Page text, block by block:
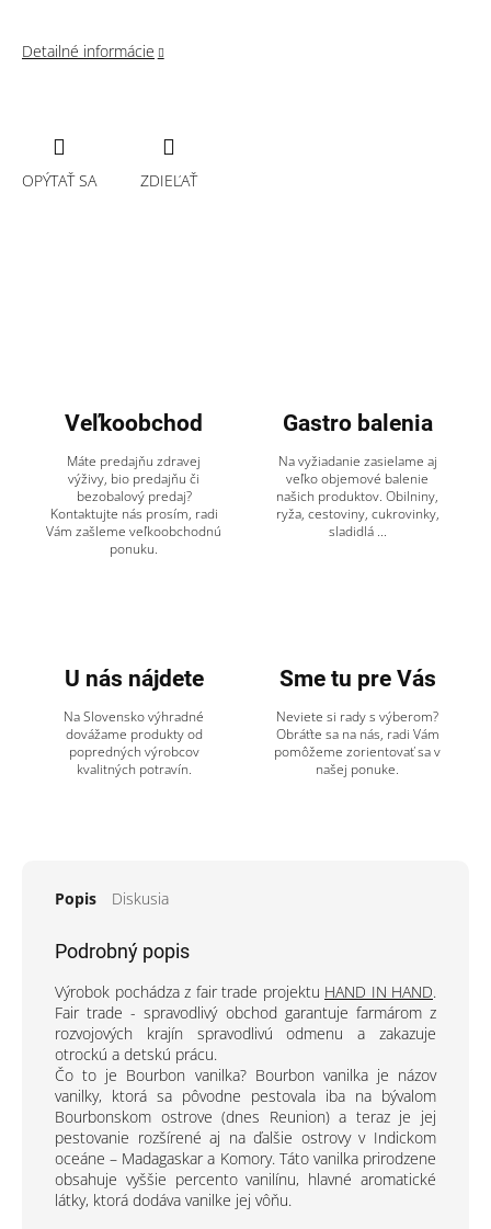
Detailné informácie
OPÝTAŤ SA ZDIEĽAŤ
Veľkoobchod
Máte predajňu zdravej
výživy, bio predajňu či
bezobalový predaj?
Kontaktujte nás prosím, radi
Vám zašleme veľkoobchodnú
ponuku.
Gastro balenia
Na vyžiadanie zasielame aj
veľko objemové balenie
našich produktov. Obilniny,
ryža, cestoviny, cukrovinky,
sladidlá ...
U nás nájdete
Na Slovensko výhradné
dovážame produkty od
popredných výrobcov
kvalitných potravín.
Sme tu pre Vás
Neviete si rady s výberom?
Obráťte sa na nás, radi Vám
pomôžeme zorientovať sa v
našej ponuke.
Popis Diskusia
Podrobný popis
Výrobok pochádza z fair trade projektu HAND IN HAND.
Fair trade - spravodlivý obchod garantuje farmárom z
rozvojových krajín spravodlivú odmenu a zakazuje
otrockú a detskú prácu.
Čo to je Bourbon vanilka? Bourbon vanilka je názov
vanilky, ktorá sa pôvodne pestovala iba na bývalom
Bourbonskom ostrove (dnes Reunion) a teraz je jej
pestovanie rozšírené aj na ďalšie ostrovy v Indickom
oceáne – Madagaskar a Komory. Táto vanilka prirodzene
obsahuje vyššie percento vanilínu, hlavné aromatické
látky, ktorá dodáva vanilke jej vôňu.